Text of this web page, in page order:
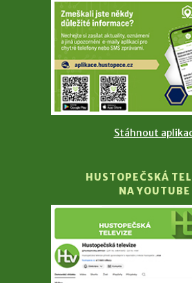
Stáhnout
HUSTOPEČSKÁ
NA YOUTUBE